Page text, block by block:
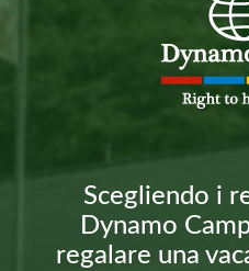
Scegliendo i
Dynamo
regalare una